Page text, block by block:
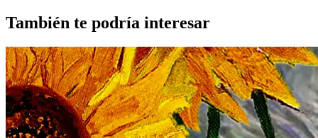
También te podría interesar